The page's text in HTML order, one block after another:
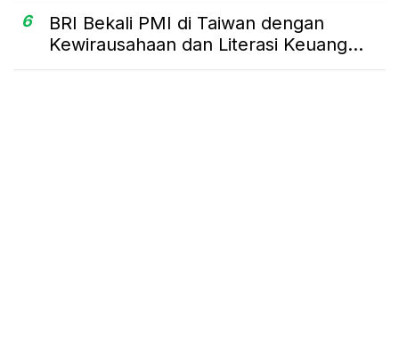
6
BRI Bekali PMI di Taiwan dengan
Kewirausahaan dan Literasi Keuang...